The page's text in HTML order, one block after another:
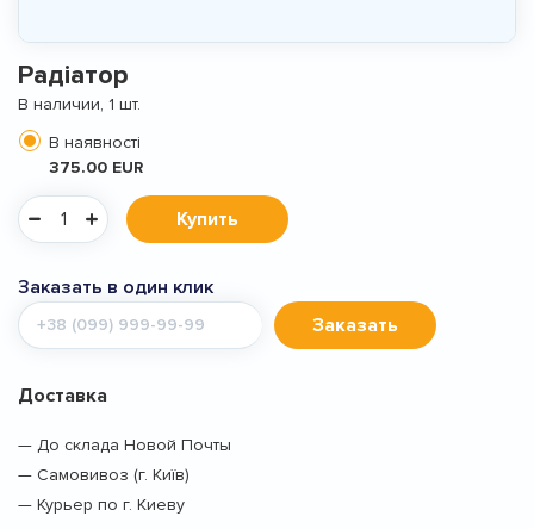
Радіатор
В наличии, 1 шт.
В наявності
375.00 EUR
Купить
Заказать в один клик
Мобильный
телефон
Заказать
Доставка
— До склада Новой Почты
— Самовивоз (г. Київ)
— Курьер по г. Киеву